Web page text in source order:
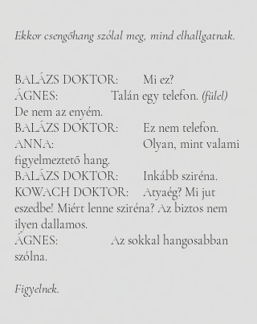
Ekkor csengőhang szólal meg, mind elhallgatnak.
BALÁZS DOKTOR: 	Mi ez?
ÁGNES: 		Talán egy telefon. (fülel)
De nem az enyém.
BALÁZS DOKTOR: 	Ez nem telefon.
ANNA: 			Olyan, mint valami
figyelmeztető hang.
BALÁZS DOKTOR:	Inkább sziréna.
KOWACH DOKTOR: 	Atyaég? Mi jut
eszedbe! Miért lenne sziréna? Az biztos nem
ilyen dallamos.
ÁGNES: 		Az sokkal hangosabban
szólna.
Figyelnek.